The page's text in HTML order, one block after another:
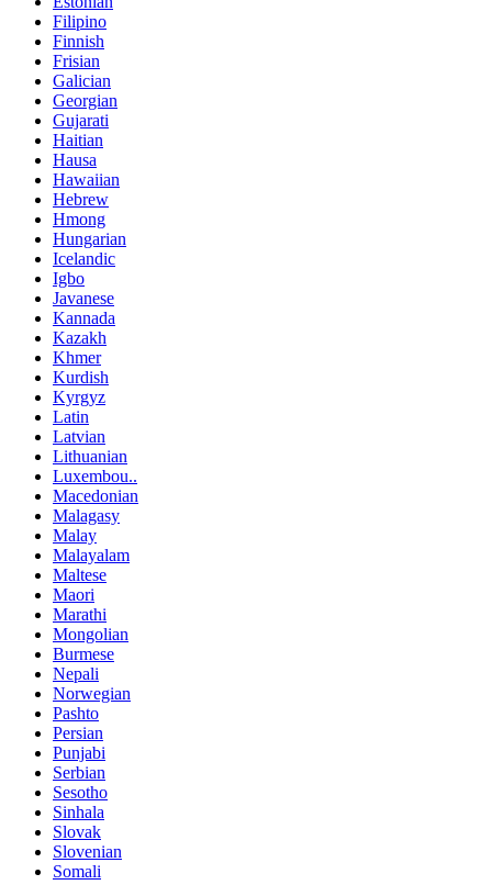
Filipino
Finnish
Frisian
Galician
Georgian
Gujarati
Haitian
Hausa
Hawaiian
Hebrew
Hmong
Hungarian
Icelandic
Igbo
Javanese
Kannada
Kazakh
Khmer
Kurdish
Kyrgyz
Latin
Latvian
Lithuanian
Luxembou..
Macedonian
Malagasy
Malay
Malayalam
Maltese
Maori
Marathi
Mongolian
Burmese
Nepali
Norwegian
Pashto
Persian
Punjabi
Serbian
Sesotho
Sinhala
Slovak
Slovenian
Somali